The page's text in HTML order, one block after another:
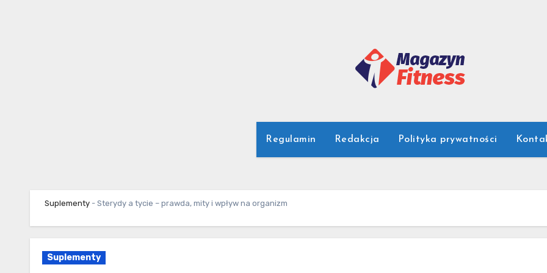
Regulamin Redakcja Polityka prywatności
Suplementy - Sterydy a tycie – prawda, mity i wpływ na organizm
Suplementy